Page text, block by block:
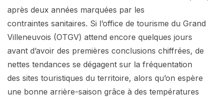
après deux années marquées par les
contraintes sanitaires. Si l’office de tourisme du Grand
Villeneuvois (OTGV) attend encore quelques jours
avant d’avoir des premières conclusions chiffrées, de
nettes tendances se dégagent sur la fréquentation
des sites touristiques du territoire, alors qu’on espère
une bonne arrière-saison grâce à des températures